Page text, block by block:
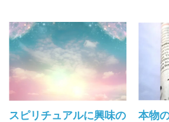
スピリチュアルに興味の
本物